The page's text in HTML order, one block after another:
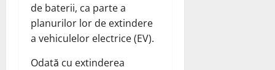
de baterii, ca parte a
planurilor lor de extindere
a vehiculelor electrice (EV).
Odată cu extinderea